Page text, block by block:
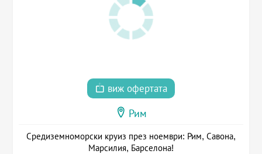
виж офертата
Рим
Средиземноморски круиз през ноември: Рим, Савона,
Марсилия, Барселона!